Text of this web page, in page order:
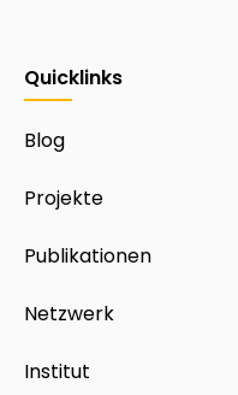
Quicklinks
Blog
Projekte
Publikationen
Netzwerk
Institut